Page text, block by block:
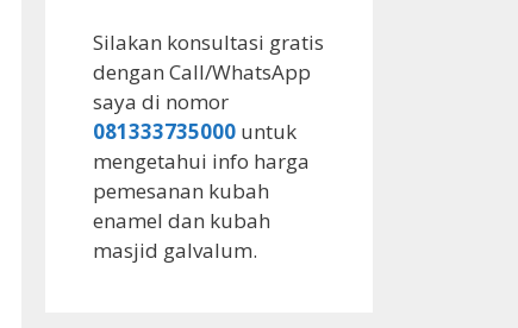
Silakan konsultasi gratis
dengan Call/WhatsApp
saya di nomor
081333735000 untuk
mengetahui info harga
pemesanan kubah
enamel dan kubah
masjid galvalum.